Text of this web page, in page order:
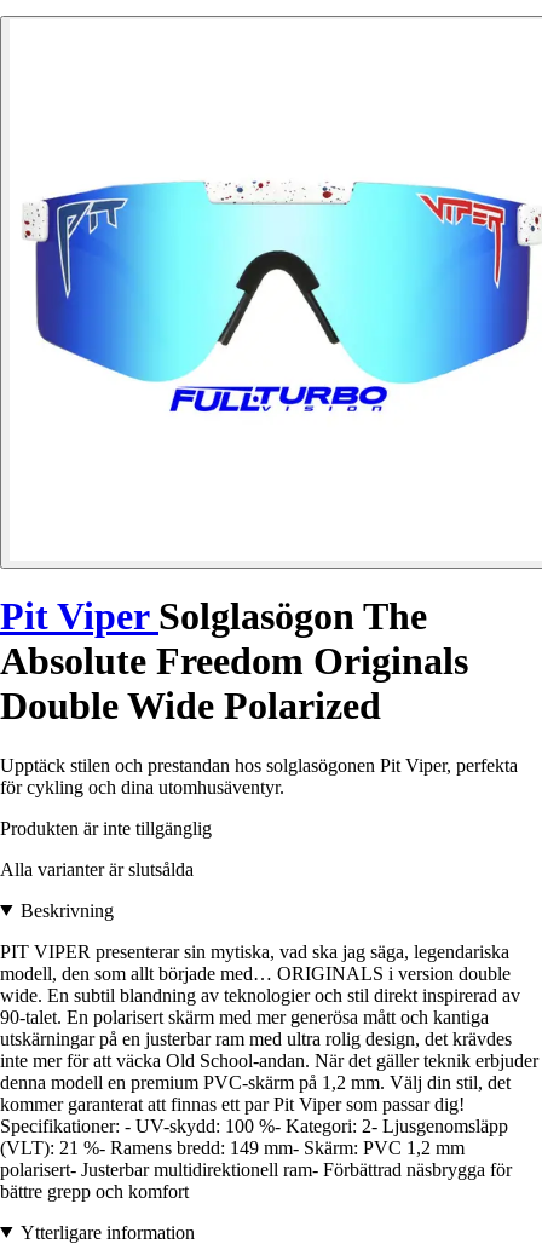
Pit Viper Solglasögon The
Absolute Freedom Originals
Double Wide Polarized
Upptäck stilen och prestandan hos solglasögonen Pit Viper, perfekta
för cykling och dina utomhusäventyr.
Produkten är inte tillgänglig
Alla varianter är slutsålda
Beskrivning
PIT VIPER presenterar sin mytiska, vad ska jag säga, legendariska
modell, den som allt började med… ORIGINALS i version double
wide. En subtil blandning av teknologier och stil direkt inspirerad av
90-talet. En polarisert skärm med mer generösa mått och kantiga
utskärningar på en justerbar ram med ultra rolig design, det krävdes
inte mer för att väcka Old School-andan. När det gäller teknik erbjuder
denna modell en premium PVC-skärm på 1,2 mm. Välj din stil, det
kommer garanterat att finnas ett par Pit Viper som passar dig!
Specifikationer: - UV-skydd: 100 %- Kategori: 2- Ljusgenomsläpp
(VLT): 21 %- Ramens bredd: 149 mm- Skärm: PVC 1,2 mm
polarisert- Justerbar multidirektionell ram- Förbättrad näsbrygga för
bättre grepp och komfort
Ytterligare information